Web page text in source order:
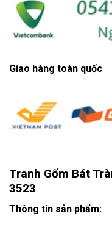
Giao hàng toàn quốc
Tranh Gốm Bát
3523
Thông tin sản phẩm: